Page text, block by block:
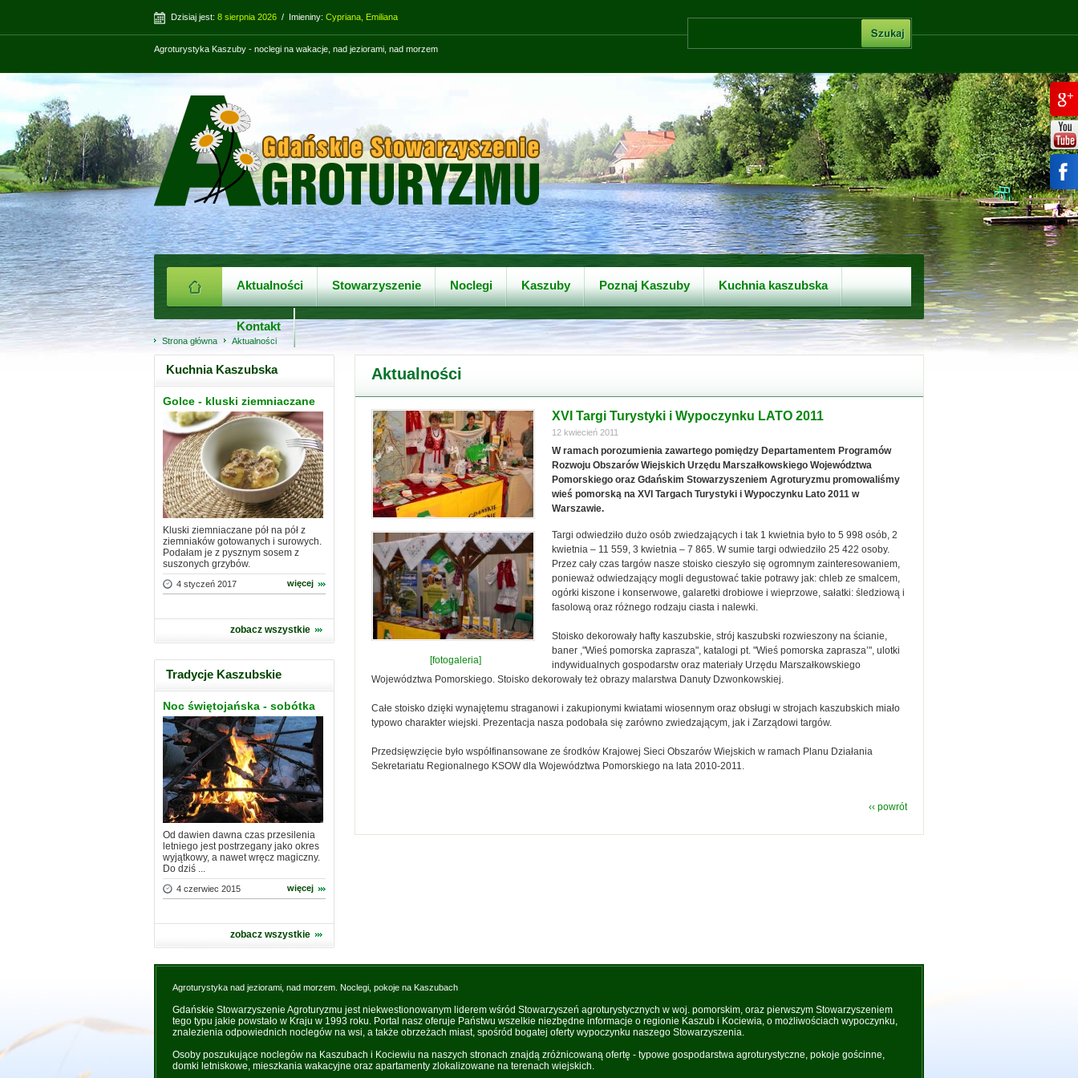
Dzisiaj jest: 8 sierpnia 2026 / Imieniny: Cypriana, Emiliana
Agroturystyka Kaszuby - noclegi na wakacje, nad jeziorami, nad morzem
Aktualności Stowarzyszenie Noclegi Kaszuby Poznaj Kaszuby Kuchnia kaszubska
Kontakt
Strona główna Aktualności
Kuchnia Kaszubska
Golce - kluski ziemniaczane
Kluski ziemniaczane pół na pół z
ziemniaków gotowanych i surowych.
Podałam je z pysznym sosem z
suszonych grzybów.
4 styczeń 2017 więcej
zobacz wszystkie
Tradycje Kaszubskie
Noc świętojańska - sobótka
Od dawien dawna czas przesilenia
letniego jest postrzegany jako okres
wyjątkowy, a nawet wręcz magiczny.
Do dziś ...
4 czerwiec 2015 więcej
zobacz wszystkie
Aktualności
[fotogaleria]
XVI Targi Turystyki i Wypoczynku LATO 2011
12 kwiecień 2011
W ramach porozumienia zawartego pomiędzy Departamentem Programów
Rozwoju Obszarów Wiejskich Urzędu Marszałkowskiego Województwa
Pomorskiego oraz Gdańskim Stowarzyszeniem Agroturyzmu promowaliśmy
wieś pomorską na XVI Targach Turystyki i Wypoczynku Lato 2011 w
Warszawie.
Targi odwiedziło dużo osób zwiedzających i tak 1 kwietnia było to 5 998 osób, 2
kwietnia – 11 559, 3 kwietnia – 7 865. W sumie targi odwiedziło 25 422 osoby.
Przez cały czas targów nasze stoisko cieszyło się ogromnym zainteresowaniem,
ponieważ odwiedzający mogli degustować takie potrawy jak: chleb ze smalcem,
ogórki kiszone i konserwowe, galaretki drobiowe i wieprzowe, sałatki: śledziową i
fasolową oraz różnego rodzaju ciasta i nalewki.
Stoisko dekorowały hafty kaszubskie, strój kaszubski rozwieszony na ścianie,
baner ,"Wieś pomorska zaprasza", katalogi pt. "Wieś pomorska zaprasza’", ulotki
indywidualnych gospodarstw oraz materiały Urzędu Marszałkowskiego
Województwa Pomorskiego. Stoisko dekorowały też obrazy malarstwa Danuty Dzwonkowskiej.
Całe stoisko dzięki wynajętemu straganowi i zakupionymi kwiatami wiosennym oraz obsługi w strojach kaszubskich miało
typowo charakter wiejski. Prezentacja nasza podobała się zarówno zwiedzającym, jak i Zarządowi targów.
Przedsięwzięcie było współfinansowane ze środków Krajowej Sieci Obszarów Wiejskich w ramach Planu Działania
Sekretariatu Regionalnego KSOW dla Województwa Pomorskiego na lata 2010-2011.
‹‹ powrót
Agroturystyka nad jeziorami, nad morzem. Noclegi, pokoje na Kaszubach
Gdańskie Stowarzyszenie Agroturyzmu jest niekwestionowanym liderem wśród Stowarzyszeń agroturystycznych w woj. pomorskim, oraz pierwszym Stowarzyszeniem
tego typu jakie powstało w Kraju w 1993 roku. Portal nasz oferuje Państwu wszelkie niezbędne informacje o regionie Kaszub i Kociewia, o możliwościach wypoczynku,
znalezienia odpowiednich noclegów na wsi, a także obrzeżach miast, spośród bogatej oferty wypoczynku naszego Stowarzyszenia.
Osoby poszukujące noclegów na Kaszubach i Kociewiu na naszych stronach znajdą zróżnicowaną ofertę - typowe gospodarstwa agroturystyczne, pokoje gościnne,
domki letniskowe, mieszkania wakacyjne oraz apartamenty zlokalizowane na terenach wiejskich.